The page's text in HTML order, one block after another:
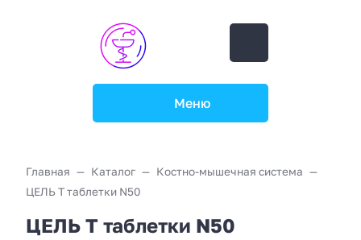
Меню
Главная Каталог
Костно-мышечная система
ЦЕЛЬ Т таблетки N50
ЦЕЛЬ Т таблетки N50